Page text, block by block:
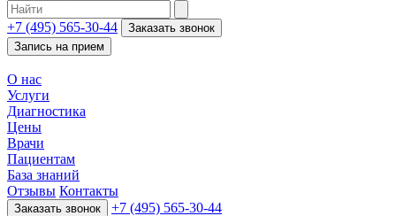
+7 (495) 565-30-44
Заказать звонок
Запись на прием
О нас
Услуги
Диагностика
Цены
Врачи
Пациентам
База знаний
Отзывы Контакты
Заказать звонок +7 (495) 565-30-44